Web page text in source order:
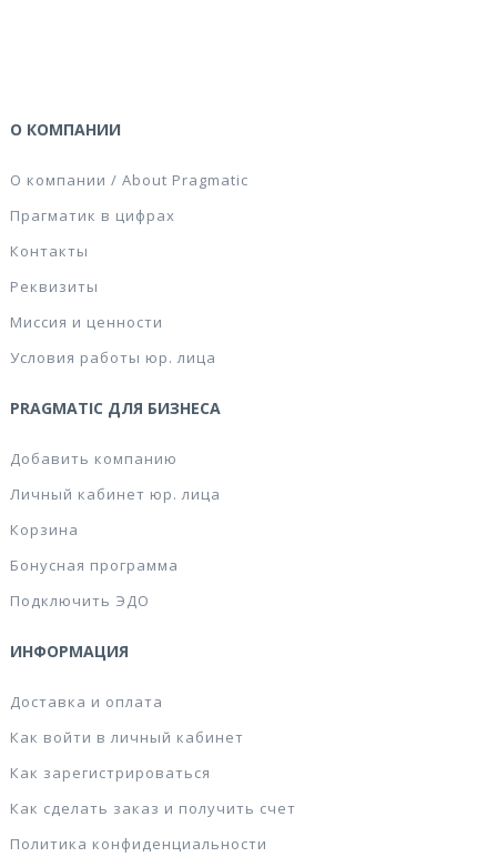
О КОМПАНИИ
О компании / About Pragmatic
Прагматик в цифрах
Контакты
Реквизиты
Миссия и ценности
Условия работы юр. лица
PRAGMATIC ДЛЯ БИЗНЕСА
Добавить компанию
Личный кабинет юр. лица
Корзина
Бонусная программа
Подключить ЭДО
ИНФОРМАЦИЯ
Доставка и оплата
Как войти в личный кабинет
Как зарегистрироваться
Как сделать заказ и получить счет
Политика конфиденциальности